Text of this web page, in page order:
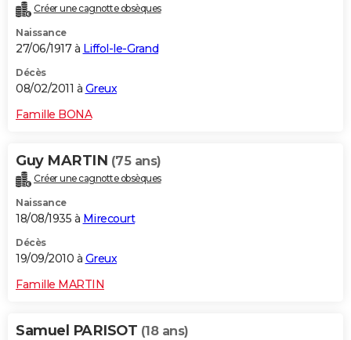
Créer une cagnotte obsèques
Naissance
27/06/1917 à Liffol-le-Grand
Décès
08/02/2011 à Greux
Famille BONA
Guy MARTIN (75 ans)
Créer une cagnotte obsèques
Naissance
18/08/1935 à Mirecourt
Décès
19/09/2010 à Greux
Famille MARTIN
Samuel PARISOT (18 ans)